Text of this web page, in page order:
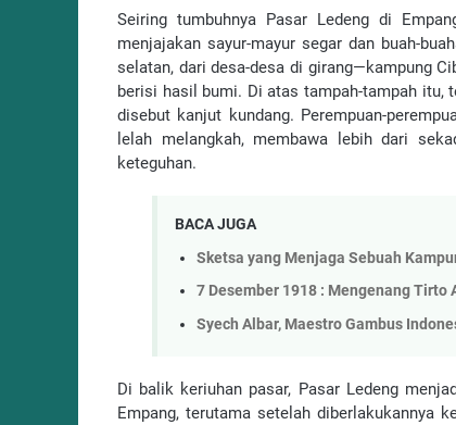
Seiring tumbuhnya Pasar Ledeng di
menjajakan sayur-mayur segar dan buah-
selatan, dari desa-desa di girang—kampung
berisi hasil bumi. Di atas tampah-tampah itu,
disebut kanjut kundang. Perempuan-
lelah melangkah, membawa lebih dari
keteguhan.
BACA JUGA
Sketsa yang Menjaga Sebuah
7 Desember 1918 : Mengenang Tirto
Syech Albar, Maestro Gambus
Di balik keriuhan pasar, Pasar Ledeng
Empang, terutama setelah diberlakukannya